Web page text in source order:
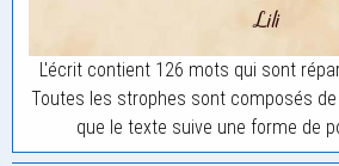
L'écrit contient 126 mots qui sont
Toutes les strophes sont composés
que le texte suive une forme de